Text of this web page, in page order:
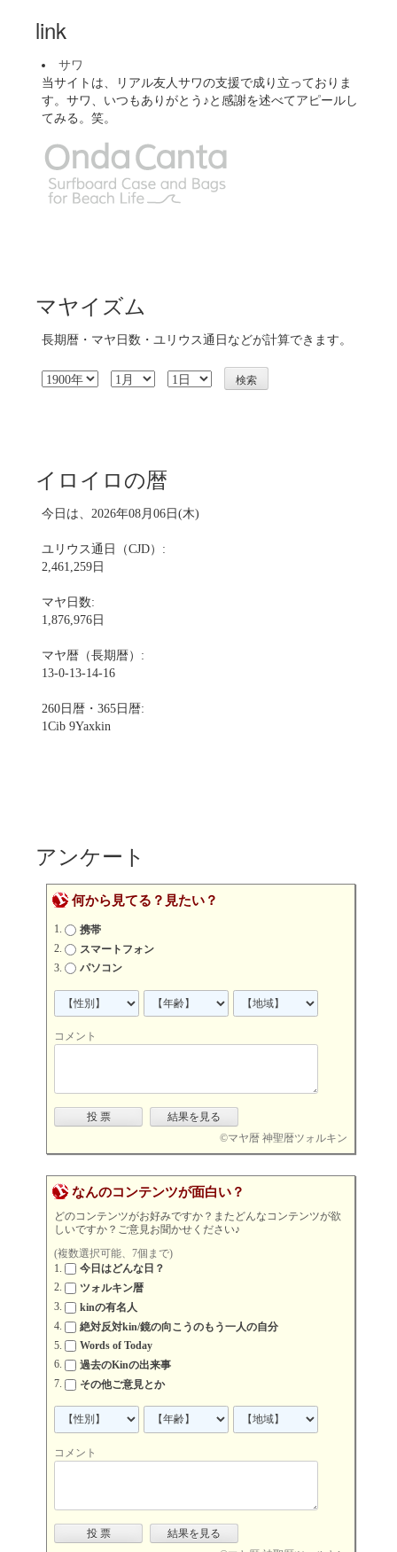
link
サワ
当サイトは、リアル友人サワの支援で成り立っておりま
す。サワ、いつもありがとう♪と感謝を述べてアピールし
てみる。笑。
マヤイズム
長期暦・マヤ日数・ユリウス通日などが計算できます。
イロイロの暦
今日は、2026年08月06日(木)
ユリウス通日（CJD）:
2,461,259日
マヤ日数:
1,876,976日
マヤ暦（長期暦）:
13-0-13-14-16
260日暦・365日暦:
1Cib 9Yaxkin
アンケート
何から見てる？見たい？
携帯
スマートフォン
パソコン
コメント
©マヤ暦 神聖暦ツォルキン
なんのコンテンツが面白い？
どのコンテンツがお好みですか？またどんなコンテンツが欲
しいですか？ご意見お聞かせください♪
(複数選択可能、7個まで)
今日はどんな日？
ツォルキン暦
kinの有名人
絶対反対kin/鏡の向こうのもう一人の自分
Words of Today
過去のKinの出来事
その他ご意見とか
コメント